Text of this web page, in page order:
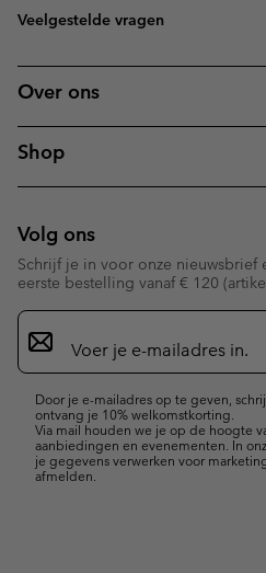
Veelgestelde vragen
Over ons
Shop
Volg ons
Schrijf je in voor onze
eerste bestelling vanaf € 120
Aanmelden
voor
e-
Door je e-mailadres op te geven,
ontvang je 10% welkomstkorting.
Via mail houden we je op de hoogte
aanbiedingen en evenementen. In
je gegevens verwerken voor
afmelden.